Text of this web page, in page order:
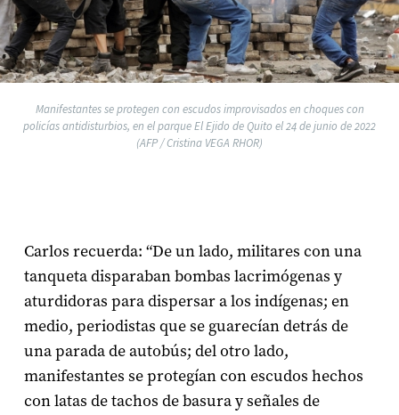
Manifestantes se protegen con escudos improvisados en choques con
policías antidisturbios, en el parque El Ejido de Quito el 24 de junio de 2022
(AFP / Cristina VEGA RHOR)
Carlos recuerda: “De un lado, militares con una
tanqueta disparaban bombas lacrimógenas y
aturdidoras para dispersar a los indígenas; en
medio, periodistas que se guarecían detrás de
una parada de autobús; del otro lado,
manifestantes se protegían con escudos hechos
con latas de tachos de basura y señales de